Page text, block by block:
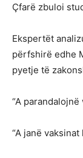
Çfarë zbuloi
Ekspertët
përfshirë edhe
pyetje të
“A
“A janë